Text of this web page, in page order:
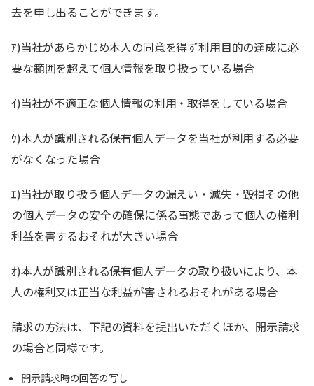
去を申し出ることができます。
ｱ)当社があらかじめ本人の同意を得ず利用目的の達成に必
要な範囲を超えて個人情報を取り扱っている場合
ｲ)当社が不適正な個人情報の利用・取得をしている場合
ｳ)本人が識別される保有個人データを当社が利用する必要
がなくなった場合
ｴ)当社が取り扱う個人データの漏えい・滅失・毀損その他
の個人データの安全の確保に係る事態であって個人の権利
利益を害するおそれが大きい場合
ｵ)本人が識別される保有個人データの取り扱いにより、本
人の権利又は正当な利益が害されるおそれがある場合
請求の方法は、下記の資料を提出いただくほか、開示請求
の場合と同様です。
開示請求時の回答の写し